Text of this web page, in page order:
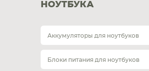
НОУТБУКА
Аккумуляторы для ноутбуков
Блоки питания для ноутбуков